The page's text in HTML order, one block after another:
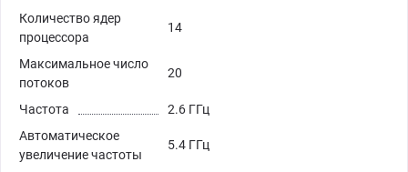
Количество ядер
процессора
14
Максимальное число
потоков
20
Частота
2.6 ГГц
Автоматическое
увеличение частоты
5.4 ГГц